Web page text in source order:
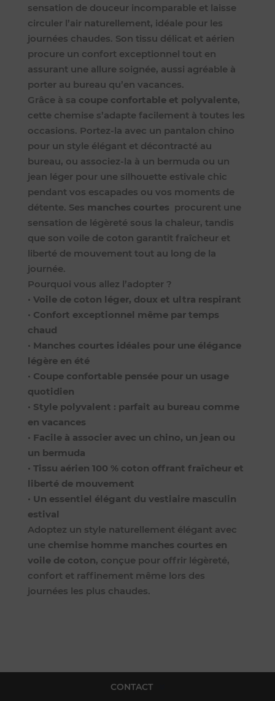
sensation de douceur incomparable et laisse
circuler l’air naturellement, idéale pour les
journées chaudes. Son tissu délicat et aérien
procure un confort exceptionnel tout en
assurant une allure soignée, aussi agréable à
porter au bureau qu’en vacances.
Grâce à sa coupe confortable et polyvalente,
cette chemise s’adapte facilement à toutes les
occasions. Portez-la avec un pantalon chino
pour un style élégant et décontracté au
bureau, ou associez-la à un bermuda ou un
jean léger pour une silhouette estivale chic
pendant vos escapades ou vos moments de
détente. Ses manches courtes procurent une
sensation de légèreté sous la chaleur, tandis
que son voile de coton garantit fraîcheur et
liberté de mouvement tout au long de la
journée.
Pourquoi vous allez l’adopter ?
• Voile de coton léger, doux et ultra respirant
• Confort exceptionnel même par temps
chaud
• Manches courtes idéales pour une élégance
légère en été
• Coupe confortable pensée pour un usage
quotidien
• Style polyvalent : parfait au bureau comme
en vacances
• Facile à associer avec un chino, un jean ou
un bermuda
• Tissu aérien 100 % coton offrant fraîcheur et
liberté de mouvement
• Un essentiel élégant du vestiaire masculin
estival
Adoptez un style naturellement élégant avec
une chemise homme manches courtes en
voile de coton, conçue pour offrir légèreté,
confort et raffinement même lors des
journées les plus chaudes.
CONTACT